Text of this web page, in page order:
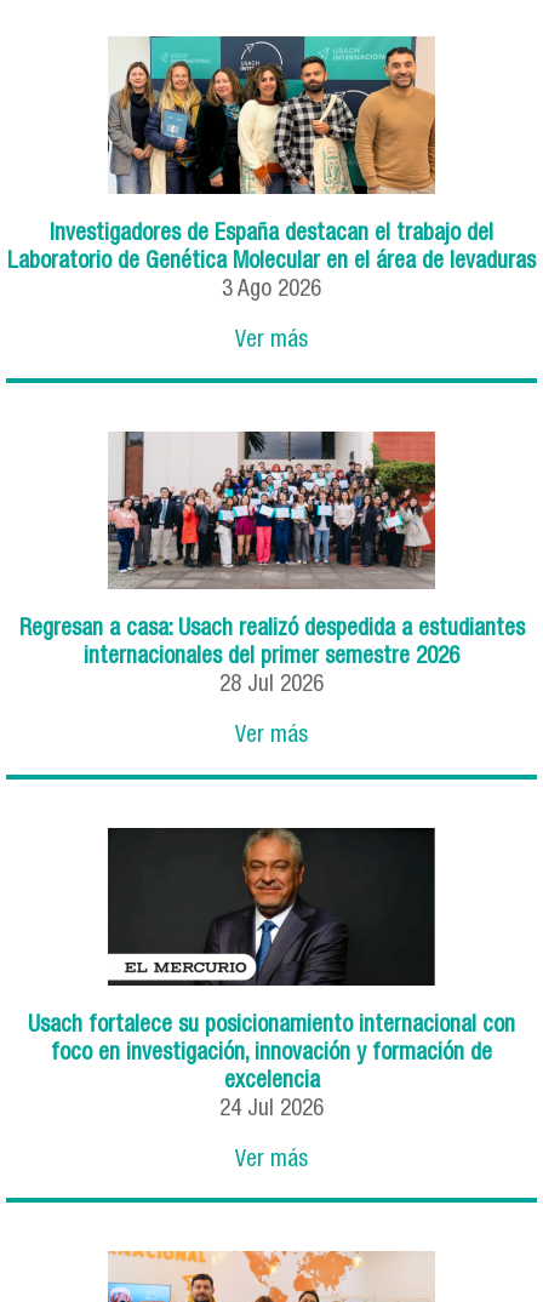
Investigadores de España destacan el trabajo del
Laboratorio de Genética Molecular en el área de levaduras
3 Ago 2026
Ver más
Regresan a casa: Usach realizó despedida a estudiantes
internacionales del primer semestre 2026
28 Jul 2026
Ver más
Usach fortalece su posicionamiento internacional con
foco en investigación, innovación y formación de
excelencia
24 Jul 2026
Ver más